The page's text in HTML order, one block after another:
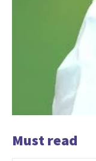
Must read